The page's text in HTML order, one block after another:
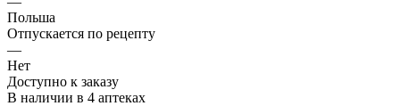
Польша
Отпускается по рецепту
—
Нет
Доступно к заказу
В наличии в 4 аптеках